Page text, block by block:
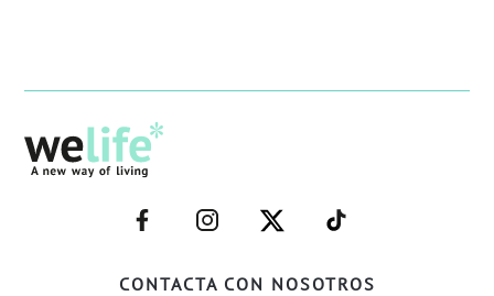
CONTACTA CON NOSOTROS
–
FACEBOOK–
–
INSTAGRAM–
–
TWITTER–
–
WELIFE–